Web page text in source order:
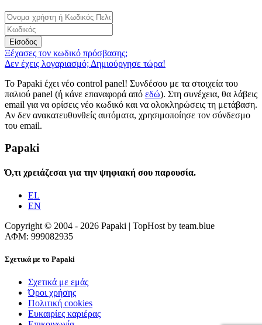
Είσοδος
Ξέχασες τον κωδικό πρόσβασης;
Δεν έχεις λογαριασμό; Δημιούργησε τώρα!
Το Papaki έχει νέο control panel! Συνδέσου με τα στοιχεία του
παλιού panel (ή κάνε επαναφορά από εδώ). Στη συνέχεια, θα λάβεις
email για να ορίσεις νέο κωδικό και να ολοκληρώσεις τη μετάβαση.
Αν δεν ανακατευθυνθείς αυτόματα, χρησιμοποίησε τον σύνδεσμο
του email.
Papaki
Ό,τι χρειάζεσαι για την ψηφιακή σου παρουσία.
EL
EN
Copyright © 2004 - 2026 Papaki | TopHost by team.blue
ΑΦΜ: 999082935
Σχετικά με το Papaki
Σχετικά με εμάς
Όροι χρήσης
Πολιτική cookies
Ευκαιρίες καριέρας